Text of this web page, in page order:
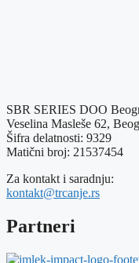
SBR SERIES DOO
Veselina Masleše 62,
Šifra delatnosti: 9329
Matični broj: 21537454
Za kontakt i saradnju:
kontakt@trcanje.rs
Partneri